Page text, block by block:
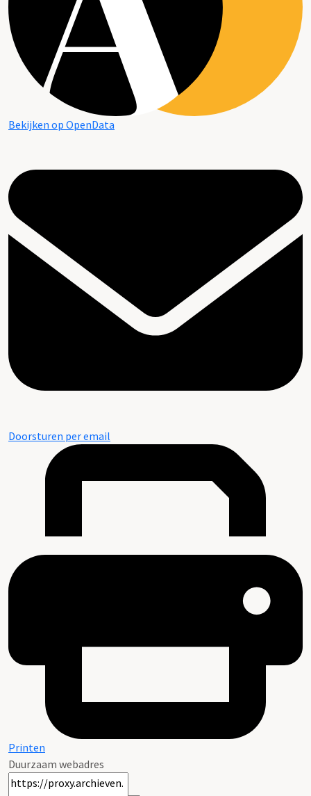
Bekijken op OpenData
Doorsturen per email
Printen
Duurzaam webadres